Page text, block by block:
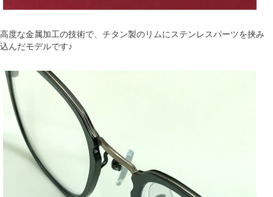
高度な金属加工の技術で、チタン製のリムにステンレスパーツを挟み
込んだモデルです♪